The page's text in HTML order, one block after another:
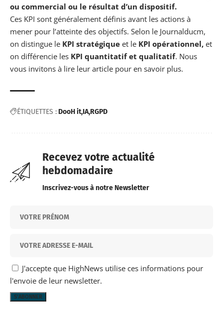
ou commercial ou le résultat d’un dispositif.
Ces KPI sont généralement définis avant les actions à
mener pour l’atteinte des objectifs. Selon le Journalducm,
on distingue le KPI stratégique et le KPI opérationnel, et
on différencie les KPI quantitatif et qualitatif. Nous
vous invitons à lire leur article pour en savoir plus.
ÉTIQUETTES : DooH it IA RGPD
Recevez votre actualité
hebdomadaire
Inscrivez-vous à notre Newsletter
J'accepte que HighNews utilise ces informations pour
l'envoie de leur newsletter.